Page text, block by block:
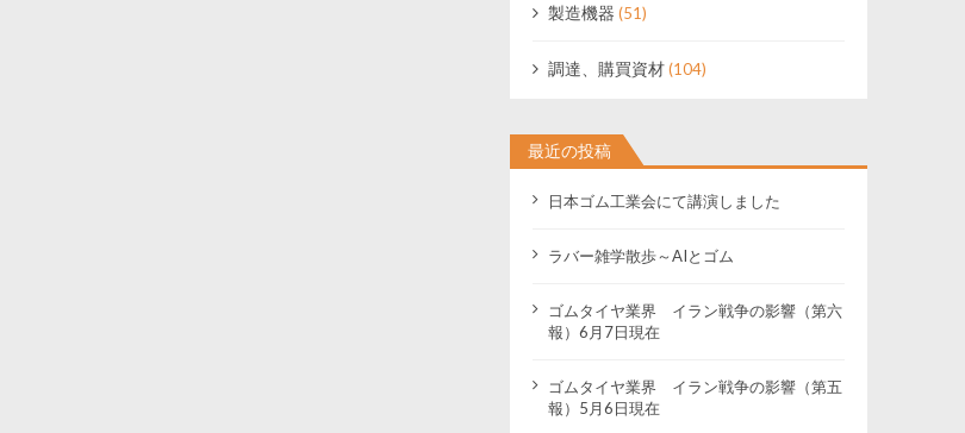
製造機器 (51)
調達、購買資材(104)
最近の投稿
日本ゴム工業会にて講演しました
ラバー雑学散歩～AIとゴム
ゴムタイヤ業界 イラン戦争の影響（第六
報）6月7日現在
ゴムタイヤ業界 イラン戦争の影響（第五
報）5月6日現在